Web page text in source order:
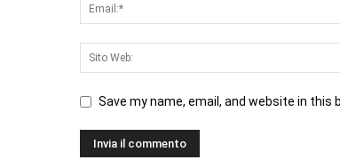
Save my name, email, and website in